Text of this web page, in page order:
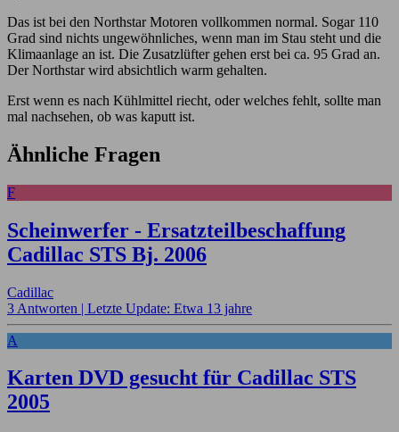
Das ist bei den Northstar Motoren vollkommen normal. Sogar 110
Grad sind nichts ungewöhnliches, wenn man im Stau steht und die
Klimaanlage an ist. Die Zusatzlüfter gehen erst bei ca. 95 Grad an.
Der Northstar wird absichtlich warm gehalten.
Erst wenn es nach Kühlmittel riecht, oder welches fehlt, sollte man
mal nachsehen, ob was kaputt ist.
Ähnliche Fragen
F
Scheinwerfer - Ersatzteilbeschaffung
Cadillac STS Bj. 2006
Cadillac
3 Antworten | Letzte Update: Etwa 13 jahre
A
Karten DVD gesucht für Cadillac STS
2005